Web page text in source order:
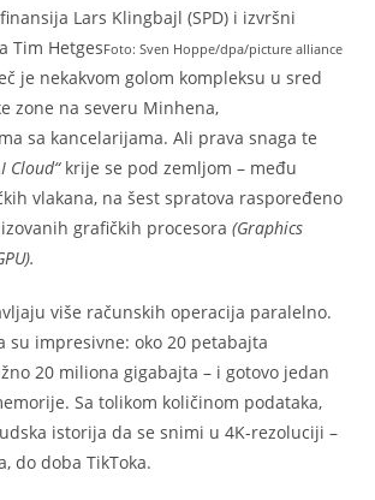
Lars Klingbajl (SPD) i izvršni
Tim HetgesFoto: Sven Hoppe/dpa/picture alliance
je nekakvom golom kompleksu u sred
zone na severu Minhena,
sa kancelarijama. Ali prava snaga te
Cloud“krije se pod zemljom – među
vlakana, na šest spratova raspoređeno
grafičkih procesora(Graphics
više računskih operacija paralelno.
su impresivne: oko 20 petabajta
20 miliona gigabajta – i gotovo jedan
Sa tolikom količinom podataka,
istorija da se snimi u 4K-rezoluciji –
do doba TikToka.